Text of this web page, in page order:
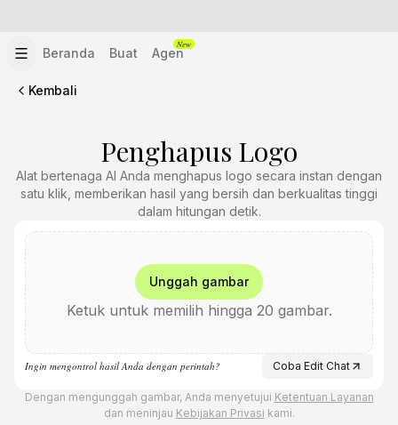
Beranda Buat Agen
New
Kembali
Penghapus Logo
Alat bertenaga AI Anda menghapus logo secara instan dengan
satu klik, memberikan hasil yang bersih dan berkualitas tinggi
dalam hitungan detik.
Unggah gambar
Ketuk untuk memilih hingga 20 gambar.
Ingin mengontrol hasil Anda dengan perintah? Coba Edit Chat
Dengan mengunggah gambar, Anda menyetujui Ketentuan Layanan
dan meninjau Kebijakan Privasi kami.